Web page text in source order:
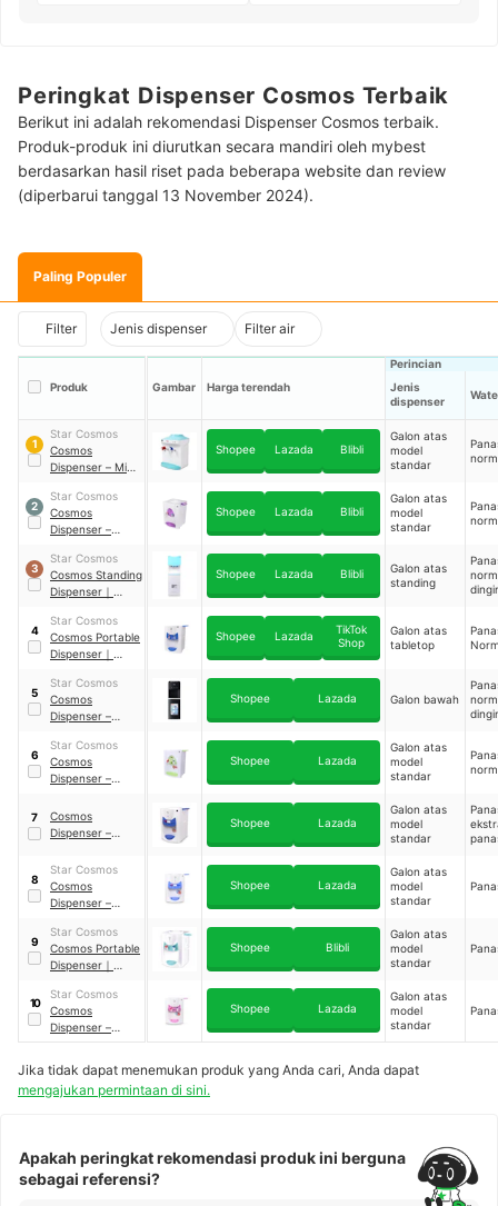
Peringkat Dispenser Cosmos Terbaik
Berikut ini adalah rekomendasi Dispenser Cosmos terbaik.
Produk-produk ini diurutkan secara mandiri oleh mybest
berdasarkan hasil riset pada beberapa website dan review
(diperbarui tanggal 13 November 2024).
Paling Populer
Filter Jenis dispenser Filter air
Produk Gambar Harga terendah
Perincian
Jenis
dispenser
1
Star Cosmos
Cosmos
Dispenser – Mini
Dispenser｜
CWD-1060
Shopee Lazada Blibli
Galon atas
model
standar
2
Star Cosmos
Cosmos
Dispenser –
Dispenser｜
CWD-1138 P
Shopee Lazada Blibli
Galon atas
model
standar
3
Star Cosmos
Cosmos Standing
Dispenser ｜
Shopee Lazada Blibli
Galon atas
standing
4
Star Cosmos
Cosmos Portable
Dispenser ｜
Shopee Lazada
TikTok
Shop
Galon atas
tabletop
5
Star Cosmos
Cosmos
Dispenser –
Dispenser｜
CWD-7601
Shopee Lazada Galon bawah
6
Star Cosmos
Cosmos
Dispenser –
Dispenser
CWD-1150 P
Shopee Lazada
Galon atas
model
standar
7
Cosmos
Dispenser –
Dispenser Extra
Hot & Fresh
CWD-1180
Shopee Lazada
Galon atas
model
standar
8
Star Cosmos
Cosmos
Dispenser –
Dispenser｜
CWD-1310
Shopee Lazada
Galon atas
model
standar
9
Star Cosmos
Cosmos Portable
Dispenser ｜
Shopee Blibli
Galon atas
model
standar
10
Star Cosmos
Cosmos
Dispenser –
Portable
CWD-1300
Shopee Lazada
Galon atas
model
standar
Jika tidak dapat menemukan produk yang Anda cari, Anda dapat
mengajukan permintaan di sini.
Apakah peringkat rekomendasi produk ini berguna
sebagai referensi?